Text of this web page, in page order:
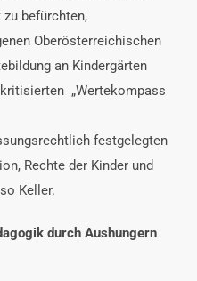
befürchten,
Oberösterreichischen
an Kindergärten
„Wertekompass
festgelegten
Rechte der Kinder und
Keller.
durch Aushungern